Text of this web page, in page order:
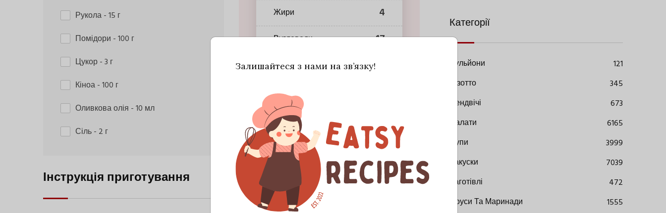
Рукола- 15 г
Помідори - 100 г
Цукор- 3 г
Кіноа- 100 г
Оливкова олія - 10 мл
Сіль- 2 г
Жири 4
Вуглеводи 17
Інструкція приготування
Категорії
Бульйони
121
Різотто
345
Сендвічі
673
Салати
6165
Супи
3999
Закуски
7039
Заготівлі
472
Соуси Та Маринади
1555
Залишайтеся з нами на зв’язку!